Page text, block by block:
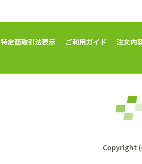
特定商取引法表示 ご利用ガイド 注文内
Copyright